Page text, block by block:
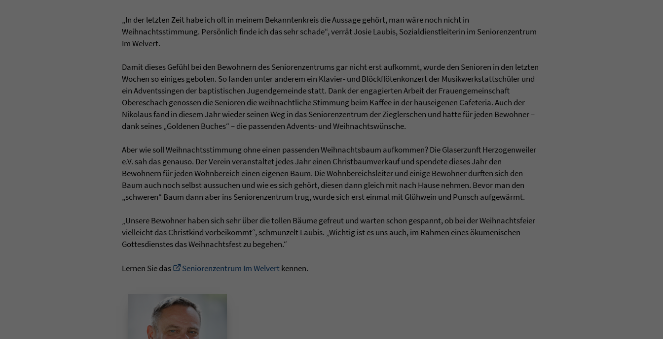
„In der letzten Zeit habe ich oft in meinem Bekanntenkreis die Aussage gehört, man wäre noch nicht in
Weihnachtsstimmung. Persönlich finde ich das sehr schade“, verrät Josie Laubis, Sozialdienstleiterin im Seniorenzentrum
Im Welvert.
Damit dieses Gefühl bei den Bewohnern des Seniorenzentrums gar nicht erst aufkommt, wurde den Senioren in den letzten
Wochen so einiges geboten. So fanden unter anderem ein Klavier- und Blöckflötenkonzert der Musikwerkstattschüler und
ein Adventssingen der baptistischen Jugendgemeinde statt. Dank der engagierten Arbeit der Frauengemeinschaft
Obereschach genossen die Senioren die weihnachtliche Stimmung beim Kaffee in der hauseigenen Cafeteria. Auch der
Nikolaus fand in diesem Jahr wieder seinen Weg in das Seniorenzentrum der Zieglerschen und hatte für jeden Bewohner –
dank seines „Goldenen Buches“ – die passenden Advents- und Weihnachtswünsche.
Aber wie soll Weihnachtsstimmung ohne einen passenden Weihnachtsbaum aufkommen? Die Glaserzunft Herzogenweiler
e.V. sah das genauso. Der Verein veranstaltet jedes Jahr einen Christbaumverkauf und spendete dieses Jahr den
Bewohnern für jeden Wohnbereich einen eigenen Baum. Die Wohnbereichsleiter und einige Bewohner durften sich den
Baum auch noch selbst aussuchen und wie es sich gehört, diesen dann gleich mit nach Hause nehmen. Bevor man den
„schweren“ Baum dann aber ins Seniorenzentrum trug, wurde sich erst einmal mit Glühwein und Punsch aufgewärmt.
„Unsere Bewohner haben sich sehr über die tollen Bäume gefreut und warten schon gespannt, ob bei der Weihnachtsfeier
vielleicht das Christkind vorbeikommt“, schmunzelt Laubis. „Wichtig ist es uns auch, im Rahmen eines ökumenischen
Gottesdienstes das Weihnachtsfest zu begehen.“
Lernen Sie das Seniorenzentrum Im Welvertkennen.